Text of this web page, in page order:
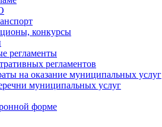
конкурсы
регламенты
регламентов
на оказание муниципальных услуг
муниципальных услуг
форме